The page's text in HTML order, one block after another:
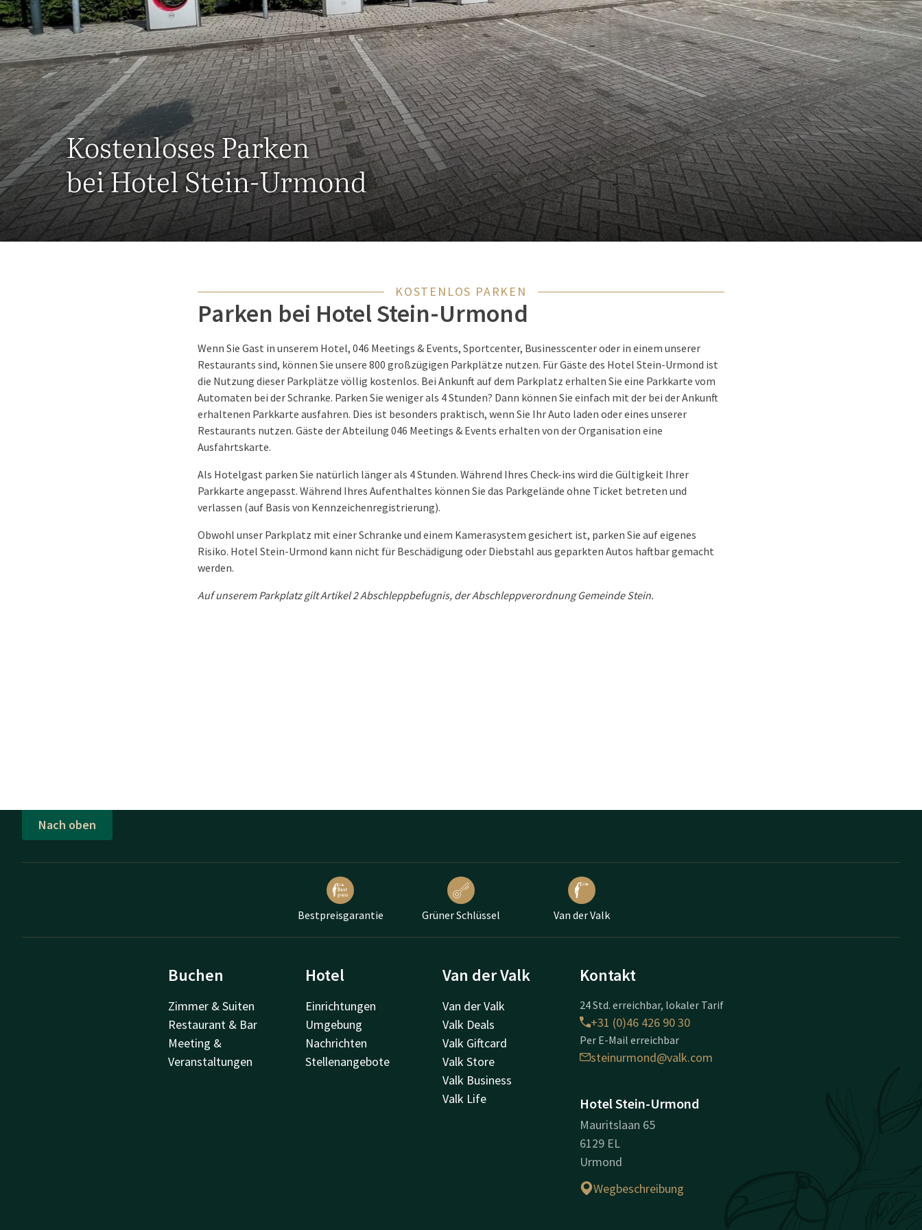
Kostenloses Parken
bei Hotel Stein-Urmond
KOSTENLOS PARKEN
Parken bei Hotel Stein-Urmond
Wenn Sie Gast in unserem Hotel, 046 Meetings & Events, Sportcenter, Businesscenter oder in einem unserer
Restaurants sind, können Sie unsere 800 großzügigen Parkplätze nutzen. Für Gäste des Hotel Stein-Urmond ist
die Nutzung dieser Parkplätze völlig kostenlos. Bei Ankunft auf dem Parkplatz erhalten Sie eine Parkkarte vom
Automaten bei der Schranke. Parken Sie weniger als 4 Stunden? Dann können Sie einfach mit der bei der Ankunft
erhaltenen Parkkarte ausfahren. Dies ist besonders praktisch, wenn Sie Ihr Auto laden oder eines unserer
Restaurants nutzen. Gäste der Abteilung 046 Meetings & Events erhalten von der Organisation eine
Ausfahrtskarte.
Als Hotelgast parken Sie natürlich länger als 4 Stunden. Während Ihres Check-ins wird die Gültigkeit Ihrer
Parkkarte angepasst. Während Ihres Aufenthaltes können Sie das Parkgelände ohne Ticket betreten und
verlassen (auf Basis von Kennzeichenregistrierung).
Obwohl unser Parkplatz mit einer Schranke und einem Kamerasystem gesichert ist, parken Sie auf eigenes
Risiko. Hotel Stein-Urmond kann nicht für Beschädigung oder Diebstahl aus geparkten Autos haftbar gemacht
werden.
Auf unserem Parkplatz gilt Artikel 2 Abschleppbefugnis, der Abschleppverordnung Gemeinde Stein.
Nach oben
Bestpreisgarantie Grüner Schlüssel Van der Valk
Buchen
Zimmer & Suiten
Restaurant & Bar
Meeting &
Veranstaltungen
Hotel
Einrichtungen
Umgebung
Nachrichten
Stellenangebote
Van der Valk
Van der Valk
Valk Deals
Valk Giftcard
Valk Store
Valk Business
Valk Life
Kontakt
24 Std. erreichbar, lokaler Tarif
+31 (0)46 426 90 30
Per E-Mail erreichbar
steinurmond@valk.com
Hotel Stein-Urmond
Mauritslaan 65
6129 EL
Urmond
Wegbeschreibung